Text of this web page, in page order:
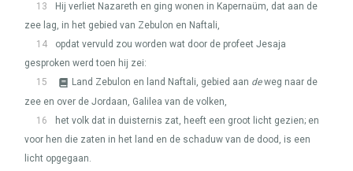
13
Hij verliet Nazareth en ging wonen in Kapernaüm, dat aan de
zee lag, in het gebied van Zebulon en Naftali,
14
opdat vervuld zou worden wat door de profeet Jesaja
gesproken werd toen hij zei:
15
Land Zebulon en land Naftali, gebied aan deweg naar de
zee en over de Jordaan, Galilea van de volken,
16
het volk dat in duisternis zat, heeft een groot licht gezien; en
voor hen die zaten in het land en de schaduw van de dood, is een
licht opgegaan.